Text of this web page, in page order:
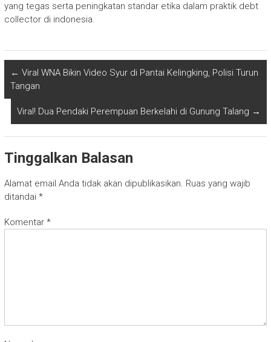
yang tegas serta peningkatan standar etika dalam praktik debt
collector di indonesia.
← Viral WNA Bikin Video Syur di Pantai Kelingking, Polisi Turun
Tangan
Viral! Dua Pendaki Perempuan Berkelahi di Gunung Talang →
Tinggalkan Balasan
Alamat email Anda tidak akan dipublikasikan. Ruas yang wajib
ditandai *
Komentar *